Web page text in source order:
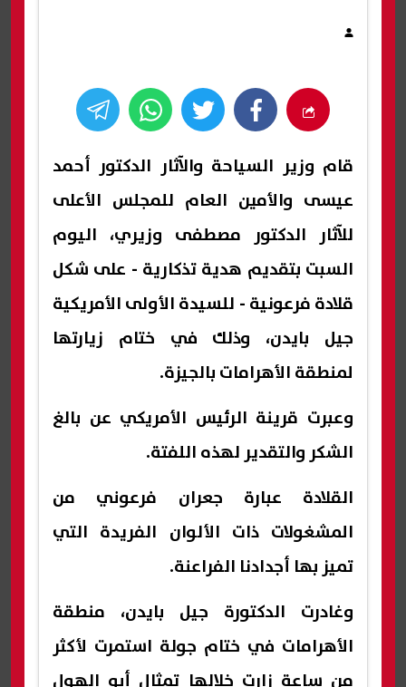
قام وزير السياحة والآثار الدكتور أحمد
عيسى والأمين العام للمجلس الأعلى
للآثار الدكتور مصطفى وزيري، اليوم
السبت بتقديم هدية تذكارية - على شكل
قلادة فرعونية - للسيدة الأولى الأمريكية
جيل بايدن، وذلك في ختام زيارتها
لمنطقة الأهرامات بالجيزة.
وعبرت قرينة الرئيس الأمريكي عن بالغ
الشكر والتقدير لهذه اللفتة.
القلادة عبارة جعران فرعوني من
المشغولات ذات الألوان الفريدة التي
تميز بها أجدادنا الفراعنة.
وغادرت الدكتورة جيل بايدن، منطقة
الأهرامات في ختام جولة استمرت لأكثر
من ساعة زارت خلالها تمثال أبو الهول